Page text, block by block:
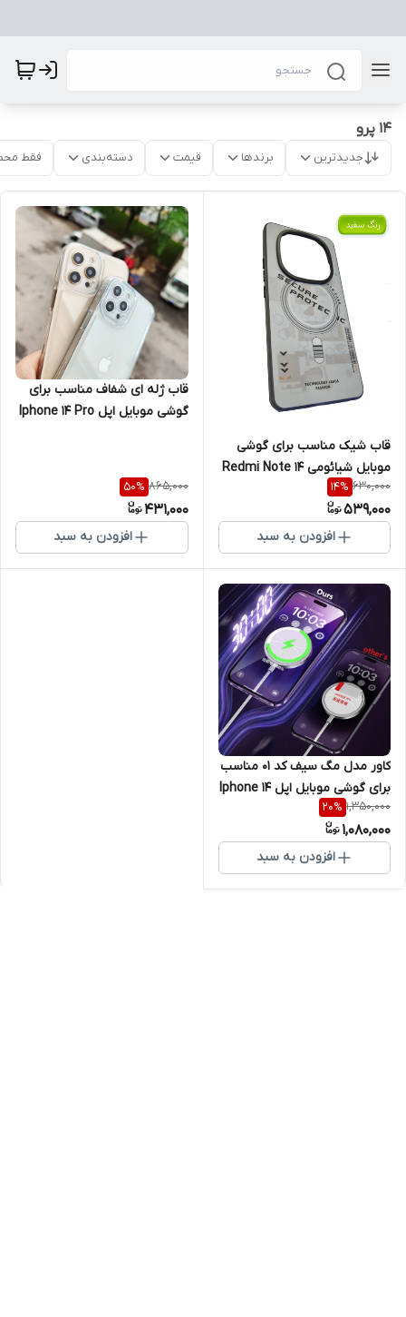
14 پرو
جدیدترین برندها قیمت دسته‌بندی فقط
قاب شیک مناسب برای گوشی
موبایل شیائومی Redmi Note 14
Pro 5G
630,000
14%
539,000
افزودن به سبد
قاب ژله ای شفاف مناسب برای
گوشی موبایل اپل Iphone 14 Pro
865,000
50%
431,000
افزودن به سبد
کاور مدل مگ سیف کد 01 مناسب
برای گوشی موبایل اپل Iphone 14
PRO
1,350,000
20%
1,080,000
افزودن به سبد